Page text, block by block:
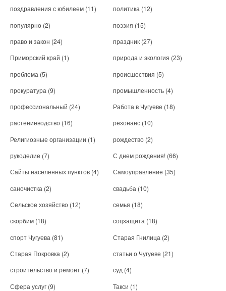
поздравления с юбилеем (11) политика (12)
популярно (2) поэзия (15)
право и закон (24) праздник (27)
Приморский край (1) природа и экология (23)
проблема (5) происшествия (5)
прокуратура (9) промышленность (4)
профессиональный (24) Работа в Чугуеве (18)
растениеводство (16) резонанс (10)
Религиозные организации (1) рождество (2)
рукоделие (7) С днем рождения! (66)
Сайты населенных пунктов (4) Самоуправление (35)
саночистка (2) свадьба (10)
Сельское хозяйство (12) семья (18)
скорбим (18) соцзащита (18)
спорт Чугуева (81) Старая Гнилица (2)
Старая Покровка (2) статьи о Чугуеве (21)
строительство и ремонт (7) суд (4)
Сфера услуг (9) Такси (1)